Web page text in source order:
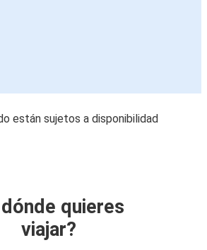
están sujetos a disponibilidad
quieres
viajar?